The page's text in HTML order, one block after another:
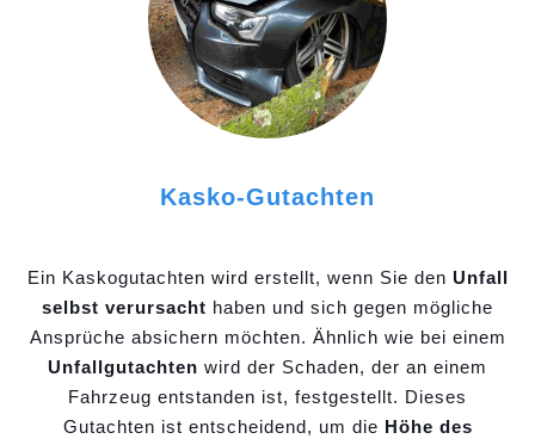
Kasko-Gutachten
Ein Kaskogutachten wird erstellt, wenn Sie den Unfall
selbst verursacht haben und sich gegen mögliche
Ansprüche absichern möchten. Ähnlich wie bei einem
Unfallgutachten wird der Schaden, der an einem
Fahrzeug entstanden ist, festgestellt. Dieses
Gutachten ist entscheidend, um die Höhe des